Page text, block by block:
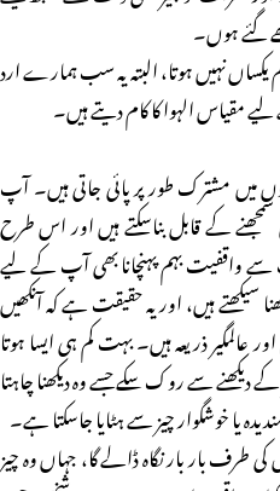
گئے ہوں۔
یکساں نہیں ہوتا، البتہ یہ سب ہمارے ارد
مقیاس الہوا کا کام دیتے ہیں۔
میں مشترک طور پر پائی جاتی ہیں۔ آپ
کے قابل بناسکتے ہیں اور اس طرح
واقفیت بہم پہنچانا بھی آپ کے لیے
سیکھتے ہیں، اور یہ حقیقت ہے کہ آنکھیں
عالمگیر ذریعہ ہیں۔ بہت کم ہی ایسا ہوتا
دیکھنے سے روک سکے جسے وہ دیکھنا چاہتا
یا خوشگوار چیز سے ہٹایا جاسکتا ہے۔
بار بار نگاہ ڈالے گا، جہاں وہ چیز